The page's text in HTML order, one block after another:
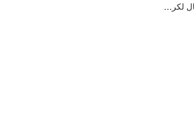
ق
ميص الاستاد لنادي أرسنال لكرة القدم